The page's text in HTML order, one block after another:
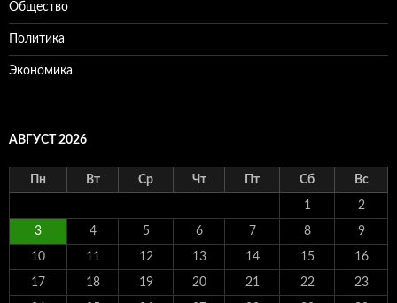
Общество
Политика
Экономика
АВГУСТ 2026
Пн Вт Ср Чт Пт Сб Вс
1 2
3 4 5 6 7 8 9
10 11 12 13 14 15 16
17 18 19 20 21 22 23